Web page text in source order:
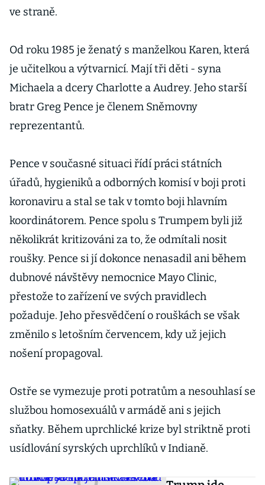
ve straně.
Od roku 1985 je ženatý s manželkou Karen, která
je učitelkou a výtvarnicí. Mají tři děti - syna
Michaela a dcery Charlotte a Audrey. Jeho starší
bratr Greg Pence je členem Sněmovny
reprezentantů.
Pence v současné situaci řídí práci státních
úřadů, hygieniků a odborných komisí v boji proti
koronaviru a stal se tak v tomto boji hlavním
koordinátorem. Pence spolu s Trumpem byli již
několikrát kritizováni za to, že odmítali nosit
roušky. Pence si jí dokonce nenasadil ani během
dubnové návštěvy nemocnice Mayo Clinic,
přestože to zařízení ve svých pravidlech
požaduje. Jeho přesvědčení o rouškách se však
změnilo s letošním červencem, kdy už jejich
nošení propagoval.
Ostře se vymezuje proti potratům a nesouhlasí se
službou homosexuálů v armádě ani s jejich
sňatky. Během uprchlické krize byl striktně proti
usídlování syrských uprchlíků v Indianě.